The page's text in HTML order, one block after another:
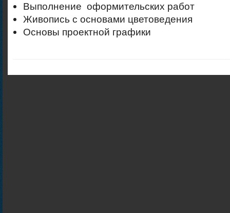
Выполнение оформительских работ
Живопись с основами цветоведения
Основы проектной графики